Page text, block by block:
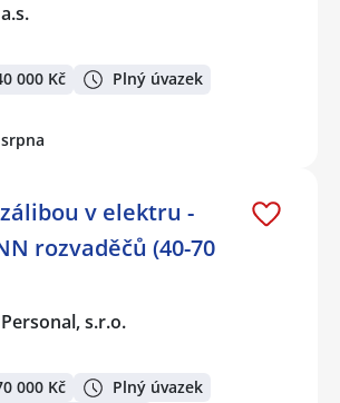
000 Kč Plný úvazek
v elektru -
rozvaděčů (40-70
s.r.o.
000 Kč
Plný úvazek